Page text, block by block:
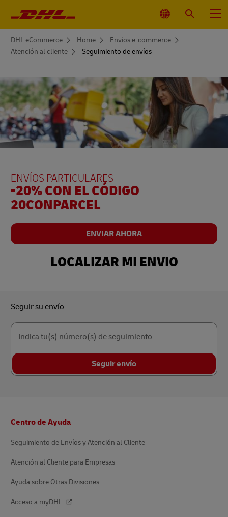
principal
Seleccionar
ubicación
BuscarMenú
You
here
DHL eCommerce Home
Envíos e-commerce
Atención al cliente
Seguimiento de envíos
ENVÍOS PARTICULARES
-20% CON EL CÓDIGO
20CONPARCEL
ENVIAR AHORA
LOCALIZAR MI ENVIO
Seguir su envío
Indica tu(s) número(s) de seguimiento
Seguir envío
de
Centro de Ayuda
Seguimiento de Envíos y Atención al Cliente
Atención al Cliente para Empresas
Ayuda sobre Otras Divisiones
Acceso a myDHL